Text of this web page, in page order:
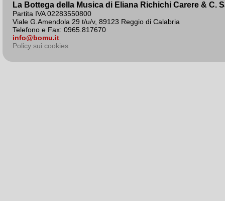
La Bottega della Musica di Eliana Richichi Carere & C.
Partita IVA 02283550800
Viale G.Amendola 29 t/u/v, 89123 Reggio di Calabria
Telefono e Fax: 0965.817670
info@bomu.it
Policy sui cookies